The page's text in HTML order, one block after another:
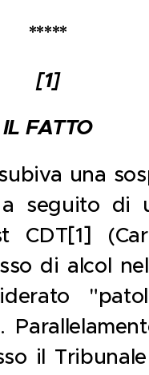
*****
[1]
IL FATTO
una
seguito di
di alcol
il